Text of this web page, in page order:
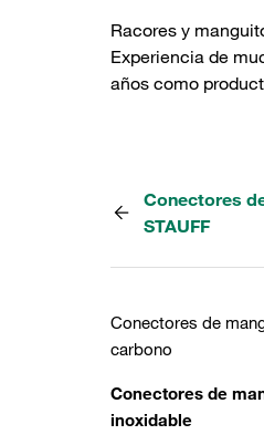
Racores y
Experiencia de
años como
Conectores
STAUFF
Conectores de
carbono
Conectores de
inoxidable